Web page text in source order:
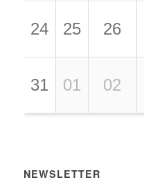
24 25 26
31 01 02
NEWSLETTER